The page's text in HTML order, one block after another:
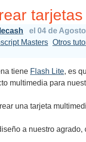
el 04 de
Masters Otros
tiene Flash Lite, es
multimedia para
una tarjeta
a nuestro